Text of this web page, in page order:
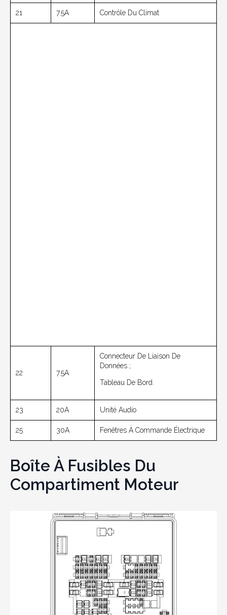
21 7.5A Contrôle Du Climat
22 7.5A
Connecteur De Liaison De
Données ;
Tableau De Bord.
23 20A Unité Audio
25 30A Fenêtres À Commande Électrique
Boîte À Fusibles Du
Compartiment Moteur